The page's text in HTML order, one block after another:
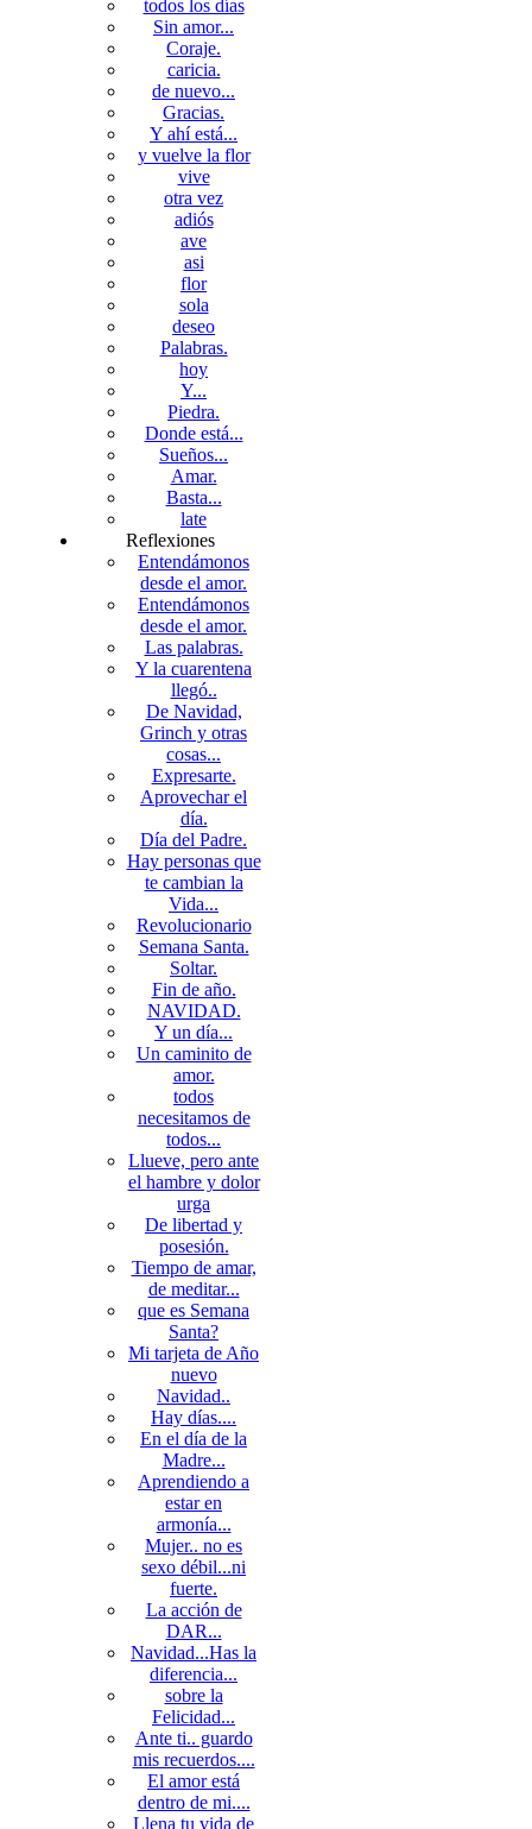
todos los días
Sin amor...
Coraje.
caricia.
de nuevo...
Gracias.
Y ahí está...
y vuelve la flor
vive
otra vez
adiós
ave
asi
flor
sola
deseo
Palabras.
hoy
Y...
Piedra.
Donde está...
Sueños...
Amar.
Basta...
late
Reflexiones
Entendámonos
desde el amor.
Entendámonos
desde el amor.
Las palabras.
Y la cuarentena
llegó..
De Navidad,
Grinch y otras
cosas...
Expresarte.
Aprovechar el
día.
Día del Padre.
Hay personas que
te cambian la
Vida...
Revolucionario
Semana Santa.
Soltar.
Fin de año.
NAVIDAD.
Y un día...
Un caminito de
amor.
todos
necesitamos de
todos...
Llueve, pero ante
el hambre y dolor
urga
De libertad y
posesión.
Tiempo de amar,
de meditar...
que es Semana
Santa?
Mi tarjeta de Año
nuevo
Navidad..
Hay días....
En el día de la
Madre...
Aprendiendo a
estar en
armonía...
Mujer.. no es
sexo débil...ni
fuerte.
La acción de
DAR...
Navidad...Has la
diferencia...
sobre la
Felicidad...
Ante ti.. guardo
mis recuerdos....
El amor está
dentro de mi....
Llena tu vida de